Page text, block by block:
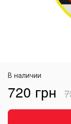
В наличии
720 грн